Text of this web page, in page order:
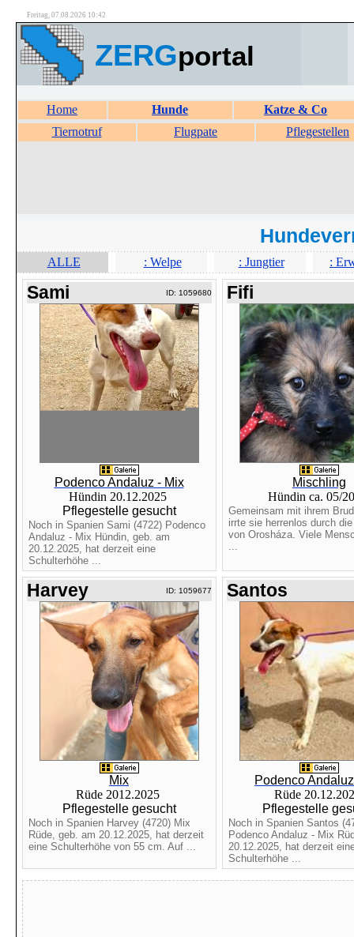
Freitag, 07.08.2026 10:42
ZERGportal
Home Hunde
Katze & Co
Tiernotruf
Flugpate Pflegestellen
ALLE : Welpe : Jungtier :
Sami ID: 1059680
Podenco Andaluz - Mix
Hündin 20.12.2025
Pflegestelle gesucht
Noch in Spanien Sami (4722) Podenco
Andaluz - Mix Hündin, geb. am
20.12.2025, hat derzeit eine
Schulterhöhe ...
Fifi
Mischling
Hündin ca. 05/
Gemeinsam mit ihrem
irrte sie herrenlos durch
von Orosháza. Viele
...
Harvey ID: 1059677
Mix
Rüde 2012.2025
Pflegestelle gesucht
Noch in Spanien Harvey (4720) Mix
Rüde, geb. am 20.12.2025, hat derzeit
eine Schulterhöhe von 55 cm. Auf ...
Santos
Podenco
Rüde
Pflegestelle
Noch in Spanien Santos
Podenco Andaluz - Mix
20.12.2025, hat derzeit
Schulterhöhe ...